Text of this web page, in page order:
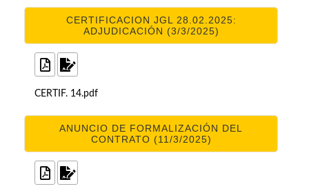
CERTIFICACION JGL 28.02.2025:
ADJUDICACIÓN (3/3/2025)
CERTIF. 14.pdf
ANUNCIO DE FORMALIZACIÓN DEL
CONTRATO (11/3/2025)